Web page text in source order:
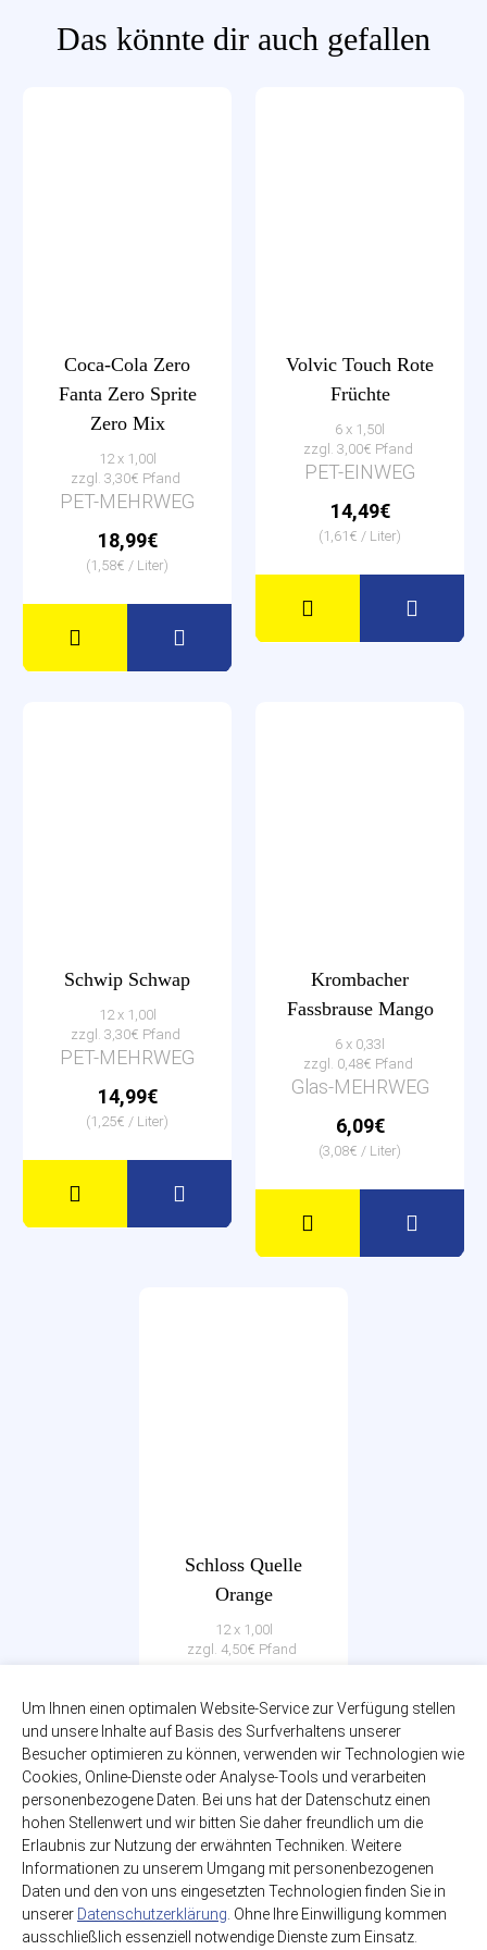
Das könnte dir auch gefallen
Coca-Cola Zero
Fanta Zero Sprite
Zero Mix
12 x 1,00l
zzgl. 3,30€ Pfand
PET-MEHRWEG
18,99€
(1,58€ / Liter)
Volvic Touch Rote
Früchte
6 x 1,50l
zzgl. 3,00€ Pfand
PET-EINWEG
14,49€
(1,61€ / Liter)
Schwip Schwap
12 x 1,00l
zzgl. 3,30€ Pfand
PET-MEHRWEG
14,99€
(1,25€ / Liter)
Krombacher
Fassbrause Mango
6 x 0,33l
zzgl. 0,48€ Pfand
Glas-MEHRWEG
6,09€
(3,08€ / Liter)
Schloss Quelle
Orange
12 x 1,00l
zzgl. 4,50€ Pfand
12,49€
(1,04€ / Liter)
Um Ihnen einen optimalen Website-Service zur Verfügung stellen
und unsere Inhalte auf Basis des Surfverhaltens unserer
Besucher optimieren zu können, verwenden wir Technologien wie
Cookies, Online-Dienste oder Analyse-Tools und verarbeiten
personenbezogene Daten. Bei uns hat der Datenschutz einen
hohen Stellenwert und wir bitten Sie daher freundlich um die
Erlaubnis zur Nutzung der erwähnten Techniken. Weitere
Informationen zu unserem Umgang mit personenbezogenen
Daten und den von uns eingesetzten Technologien finden Sie in
unserer Datenschutzerklärung . Ohne Ihre Einwilligung kommen
ausschließlich essenziell notwendige Dienste zum Einsatz.